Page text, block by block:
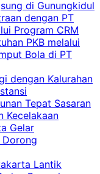
di Gunungkidul
dengan PT
Program CRM
PKB melalui
Bola di PT
dengan Kalurahan
Tepat Sasaran
Kecelakaan
Gelar
Dorong
Lantik